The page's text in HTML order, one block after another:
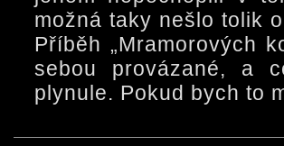
možná taky nešlo tolik
Příběh „Mramorových
sebou provázané, a
plynule. Pokud bych to